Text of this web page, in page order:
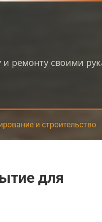
и ремонту своими
и строительство
для